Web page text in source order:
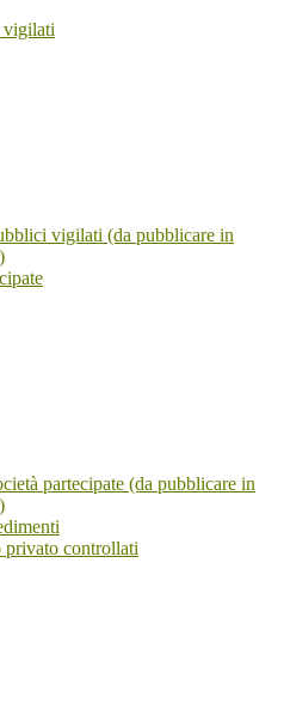
vigilati (da pubblicare in
partecipate (da pubblicare in
controllati